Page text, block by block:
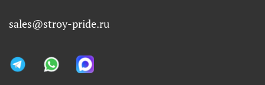
sales@stroy-pride.ru